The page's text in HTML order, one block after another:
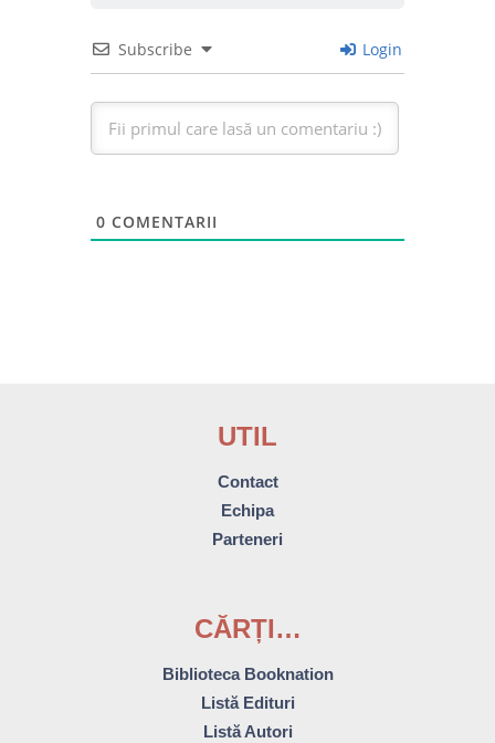
Subscribe Login
0 COMENTARII
UTIL
Contact
Echipa
Parteneri
CĂRȚI…
Biblioteca Booknation
Listă Edituri
Listă Autori